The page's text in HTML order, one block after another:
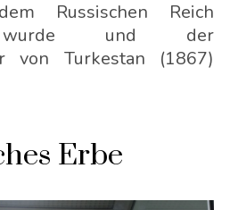
Russischen Reich
wurde und der
von Turkestan (1867)
Erbe